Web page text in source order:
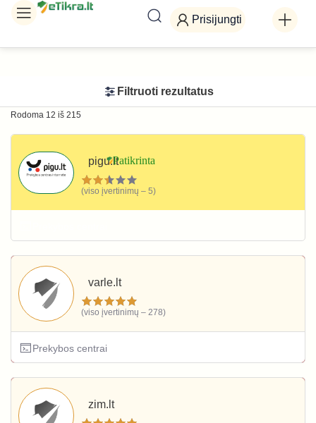
Prisijungti
Filtruoti rezultatus
Rodoma 12 iš 215
pigu.lt
(viso įvertinimų – 5)
varle.lt
(viso įvertinimų – 278)
Prekybos centrai
zim.lt